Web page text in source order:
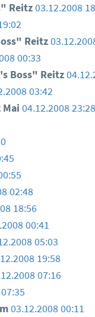
Reitz03.12.2008
Reitz
00:33
Boss" Reitz
03:42
Mai 04.12.2008 23:28
02:48
18:56
00:41
05:03
19:58
07:16
03.12.2008 00:11